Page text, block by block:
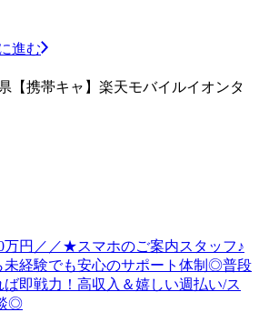
進む
【携帯キャ】楽天モバイルイオンタ
円／／★スマホのご案内スタッフ♪
未経験でも安心のサポート体制◎普段
即戦力！高収入＆嬉しい週払い/ス
◎